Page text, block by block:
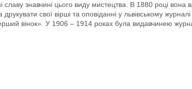
знавчині цього виду мистецтва. В 1880 році
свої вірші та оповіданні у львівському
вінок». У 1906 – 1914 роках була видавчинею